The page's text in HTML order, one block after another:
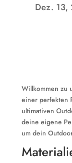
Dez. 13,
Willkommen zu
einer perfekten
ultimativen
deine eigene
um dein